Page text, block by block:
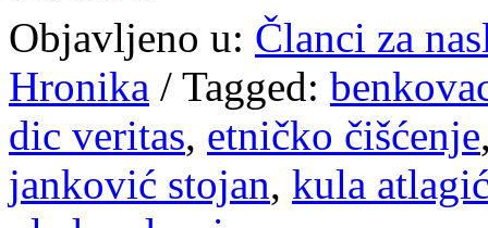
Objavljeno u: Članci za
Hronika / Tagged:
dic veritas, etničko čišćenje
janković stojan, kula